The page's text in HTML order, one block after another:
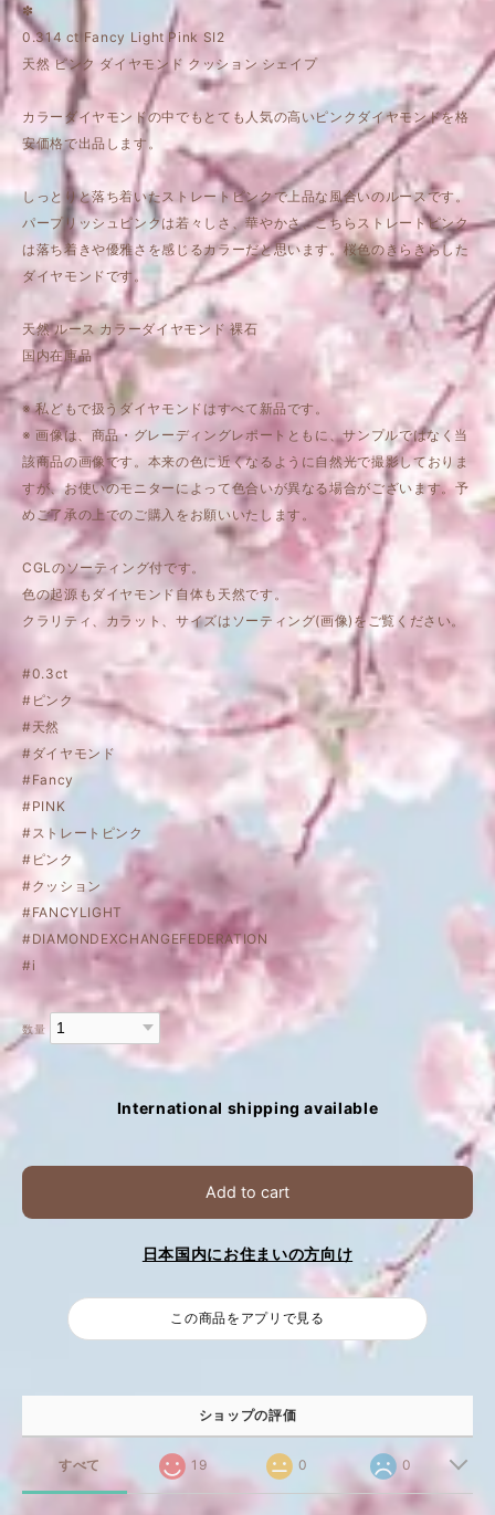
✽
0.314 ct Fancy Light Pink SI2
天然 ピンク ダイヤモンド クッション シェイプ
カラーダイヤモンドの中でもとても人気の高いピンクダイヤモンドを格
安価格で出品します。
しっとりと落ち着いたストレートピンクで上品な風合いのルースです。
パープリッシュピンクは若々しさ、華やかさ、こちらストレートピンク
は落ち着きや優雅さを感じるカラーだと思います。桜色のきらきらした
ダイヤモンドです。
天然 ルース カラーダイヤモンド 裸石
国内在庫品
※ 私どもで扱うダイヤモンドはすべて新品です。
※ 画像は、商品・グレーディングレポートともに、サンプルではなく当
該商品の画像です。本来の色に近くなるように自然光で撮影しておりま
すが、お使いのモニターによって色合いが異なる場合がございます。予
めご了承の上でのご購入をお願いいたします。
CGLのソーティング付です。
色の起源もダイヤモンド自体も天然です。
クラリティ、カラット、サイズはソーティング(画像)をご覧ください。
#0.3ct
#ピンク
#天然
#ダイヤモンド
#Fancy
#PINK
#ストレートピンク
#ピンク
#クッション
#FANCYLIGHT
#DIAMONDEXCHANGEFEDERATION
#i
数量
International shipping available
Add to cart
日本国内にお住まいの方向け
この商品をアプリで見る
ショップの評価
すべて 19 0 0